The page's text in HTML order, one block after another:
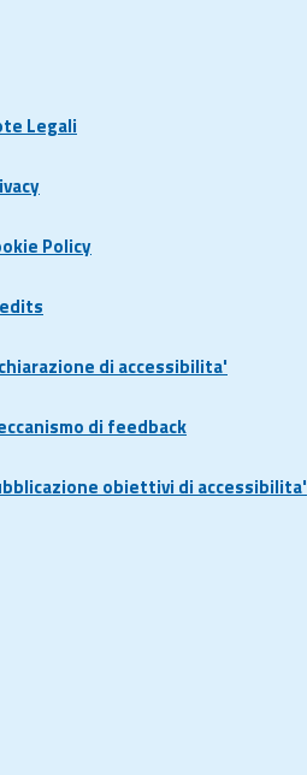
Legali
Policy
di accessibilita'
di feedback
obiettivi di accessibilita'